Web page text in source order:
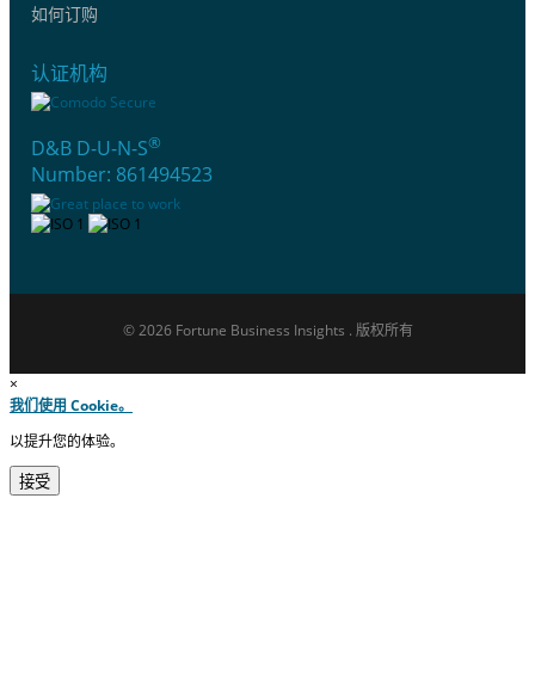
如何订购
认证机构
D&B D-U-N-S®
Number: 861494523
© 2026 Fortune Business Insights . 版权所有
×
我们使用 Cookie。
以提升您的体验。
接受